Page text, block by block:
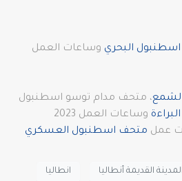
البحري وساعات العمل
، متحف مدام توسو اسطنبول
وساعات العمل 2023
عمل متحف اسطنبول العسكري
المدينة القديمة أنطاليا انطاليا